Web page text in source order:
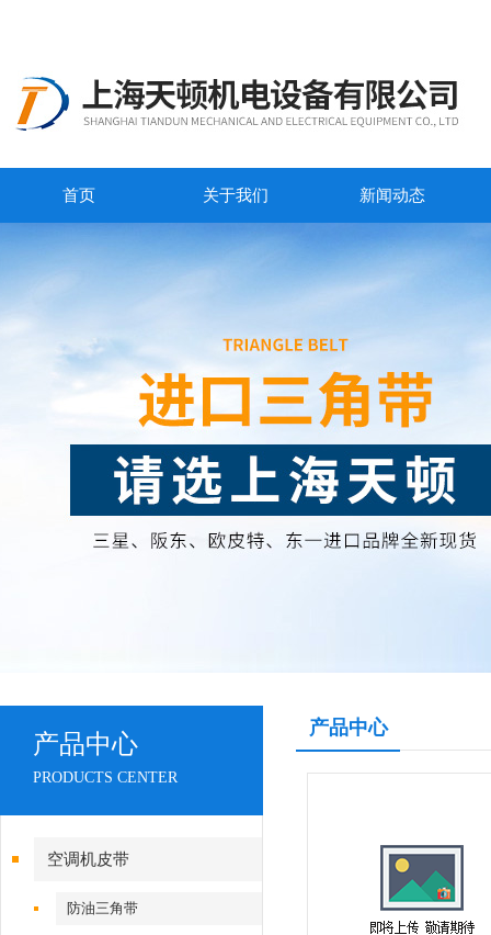
首页 关于我们 新闻动态
产品中心
PRODUCTS CENTER
空调机皮带
防油三角带
产品中心